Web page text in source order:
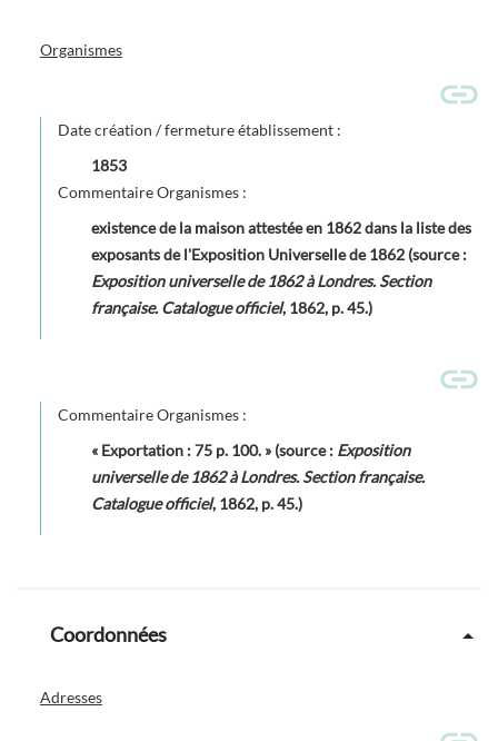
Organismes
Date création / fermeture établissement :
1853
Commentaire Organismes :
existence de la maison attestée en 1862 dans la liste des
exposants de l'Exposition Universelle de 1862 (source :
Exposition universelle de 1862 à Londres. Section
française. Catalogue officiel, 1862, p. 45.)
Commentaire Organismes :
« Exportation : 75 p. 100. » (source : Exposition
universelle de 1862 à Londres. Section française.
Catalogue officiel, 1862, p. 45.)
Coordonnées
Adresses